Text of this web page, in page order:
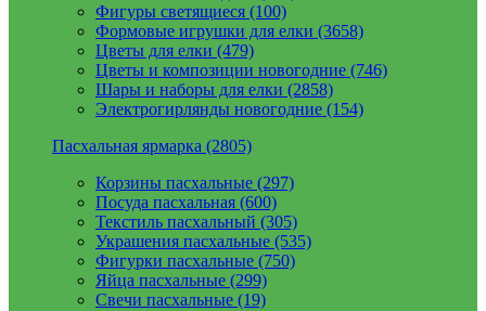
Фигуры светящиеся (100)
Формовые игрушки для елки (3658)
Цветы для елки (479)
Цветы и композиции новогодние (746)
Шары и наборы для елки (2858)
Электрогирлянды новогодние (154)
Пасхальная ярмарка (2805)
Корзины пасхальные (297)
Посуда пасхальная (600)
Текстиль пасхальный (305)
Украшения пасхальные (535)
Фигурки пасхальные (750)
Яйца пасхальные (299)
Свечи пасхальные (19)